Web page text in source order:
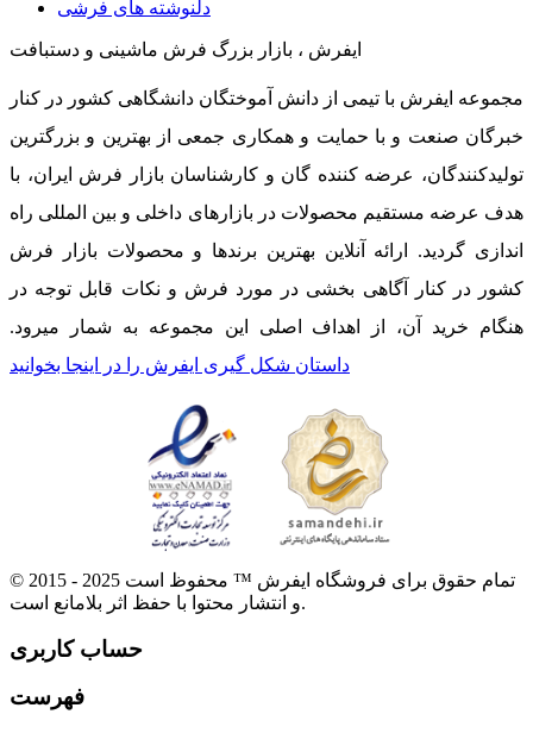
دلنوشته های فرشی
ایفرش ، بازار بزرگ فرش ماشینی و دستبافت
مجموعه ایفرش با تیمی از دانش آموختگان دانشگاهی کشور در کنار
خبرگان صنعت و با حمایت و همکاری جمعی از بهترین و بزرگترین
تولیدکنندگان، عرضه کننده گان و کارشناسان بازار فرش ایران، با
هدف عرضه مستقیم محصولات در بازارهای داخلی و بین المللی راه
اندازی گردید. ارائه آنلاین بهترین برندها و محصولات بازار فرش
کشور در کنار آگاهی بخشی در مورد فرش و نکات قابل توجه در
هنگام خرید آن، از اهداف اصلی این مجموعه به شمار میرود.
داستان شکل گیری ایفرش را در اینجا بخوانید
© 2015 - 2025 تمام حقوق برای فروشگاه ایفرش ™ محفوظ است
و انتشار محتوا با حفظ اثر بلامانع است.
حساب کاربری
فهرست